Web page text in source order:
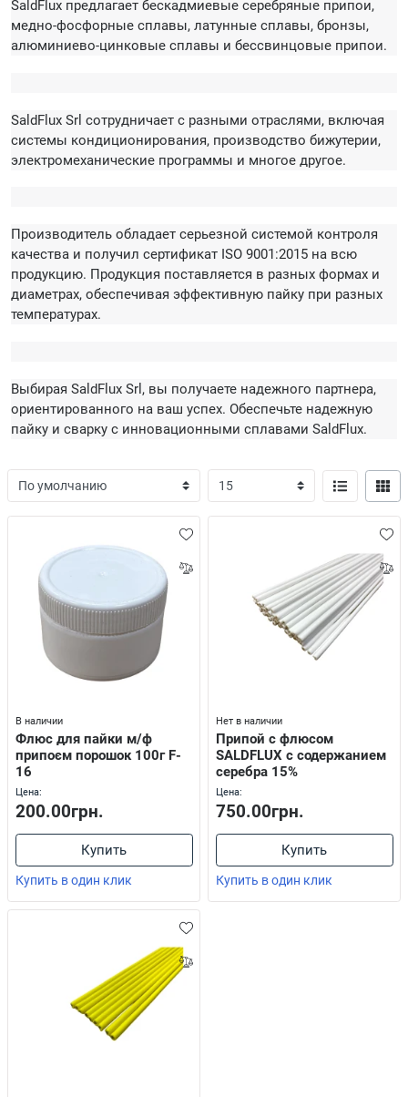
SaldFlux предлагает бескадмиевые серебряные припои,
медно-фосфорные сплавы, латунные сплавы, бронзы,
алюминиево-цинковые сплавы и бессвинцовые припои.
SaldFlux Srl сотрудничает с разными отраслями, включая
системы кондиционирования, производство бижутерии,
электромеханические программы и многое другое.
Производитель обладает серьезной системой контроля
качества и получил сертификат ISO 9001:2015 на всю
продукцию. Продукция поставляется в разных формах и
диаметрах, обеспечивая эффективную пайку при разных
температурах.
Выбирая SaldFlux Srl, вы получаете надежного партнера,
ориентированного на ваш успех. Обеспечьте надежную
пайку и сварку с инновационными сплавами SaldFlux.
В наличии
Флюс для пайки м/ф
припоєм порошок 100г F-
16
Цена:
200.00грн.
Купить
Купить в один клик
Нет в наличии
Припой с флюсом
SALDFLUX с содержанием
серебра 15%
Цена:
750.00грн.
Купить
Купить в один клик